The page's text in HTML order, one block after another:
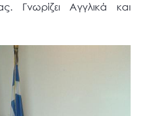
Γνωρίζει Αγγλικά και